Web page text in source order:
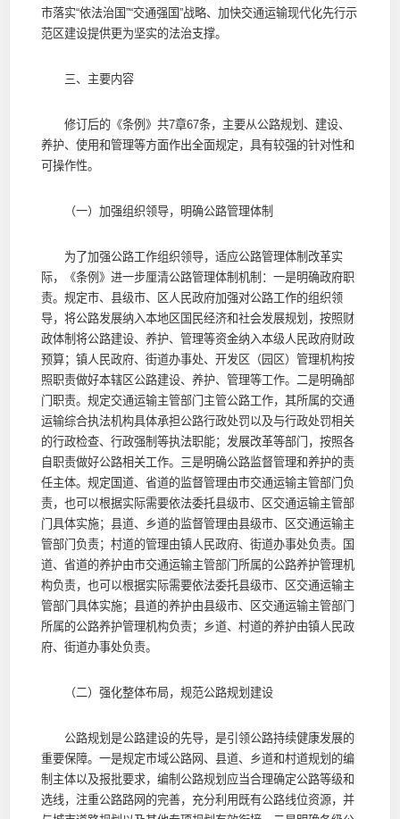
市落实“依法治国”“交通强国”战略、加快交通运输现代化先行示
范区建设提供更为坚实的法治支撑。
三、主要内容
修订后的《条例》共7章67条，主要从公路规划、建设、
养护、使用和管理等方面作出全面规定，具有较强的针对性和
可操作性。
（一）加强组织领导，明确公路管理体制
为了加强公路工作组织领导，适应公路管理体制改革实
际，《条例》进一步厘清公路管理体制机制：一是明确政府职
责。规定市、县级市、区人民政府加强对公路工作的组织领
导，将公路发展纳入本地区国民经济和社会发展规划，按照财
政体制将公路建设、养护、管理等资金纳入本级人民政府财政
预算；镇人民政府、街道办事处、开发区（园区）管理机构按
照职责做好本辖区公路建设、养护、管理等工作。二是明确部
门职责。规定交通运输主管部门主管公路工作，其所属的交通
运输综合执法机构具体承担公路行政处罚以及与行政处罚相关
的行政检查、行政强制等执法职能；发展改革等部门，按照各
自职责做好公路相关工作。三是明确公路监督管理和养护的责
任主体。规定国道、省道的监督管理由市交通运输主管部门负
责，也可以根据实际需要依法委托县级市、区交通运输主管部
门具体实施；县道、乡道的监督管理由县级市、区交通运输主
管部门负责；村道的管理由镇人民政府、街道办事处负责。国
道、省道的养护由市交通运输主管部门所属的公路养护管理机
构负责，也可以根据实际需要依法委托县级市、区交通运输主
管部门具体实施；县道的养护由县级市、区交通运输主管部门
所属的公路养护管理机构负责；乡道、村道的养护由镇人民政
府、街道办事处负责。
（二）强化整体布局，规范公路规划建设
公路规划是公路建设的先导，是引领公路持续健康发展的
重要保障。一是规定市域公路网、县道、乡道和村道规划的编
制主体以及报批要求，编制公路规划应当合理确定公路等级和
选线，注重公路路网的完善，充分利用既有公路线位资源，并